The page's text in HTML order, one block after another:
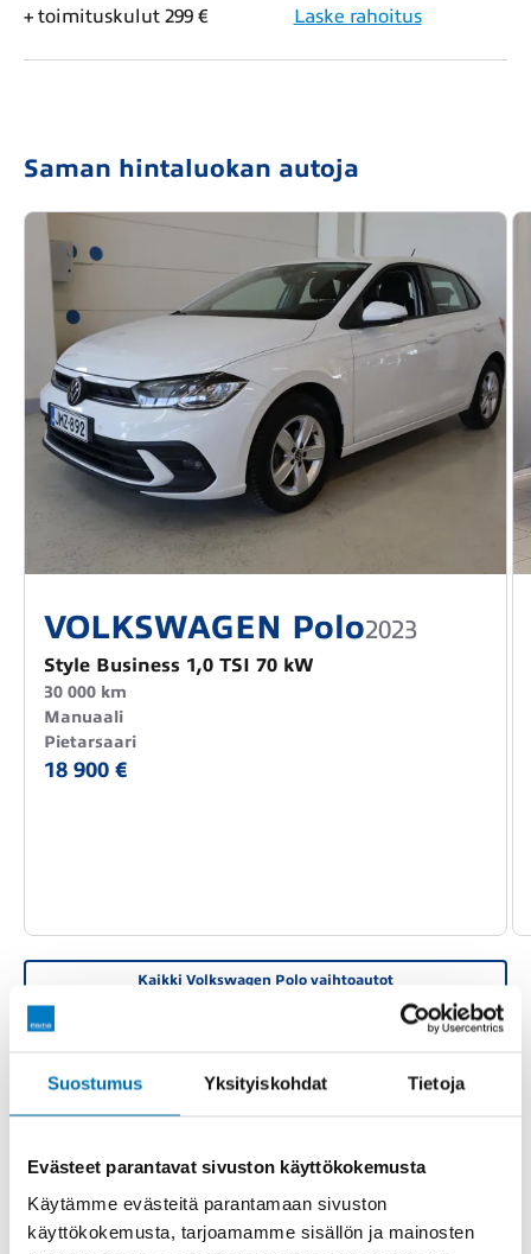
Suostumus Yksityiskohdat Tietoja
Evästeet parantavat sivuston käyttökokemusta
Käytämme evästeitä parantamaan sivuston
käyttökokemusta, tarjoamamme sisällön ja mainosten
+ toimituskulut 299 € Laske rahoitus
Saman hintaluokan autoja
VOLKSWAGEN Polo2023
Style Business 1,0 TSI 70 kW
30 000 km
Manuaali
Pietarsaari
18 900 €
Kaikki Volkswagen Polo vaihtoautot
Rekisterinumero MOU-261
Katsastettu -